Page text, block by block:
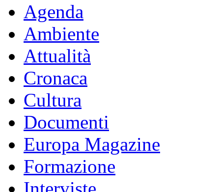
Agenda
Ambiente
Attualità
Cronaca
Cultura
Documenti
Europa Magazine
Formazione